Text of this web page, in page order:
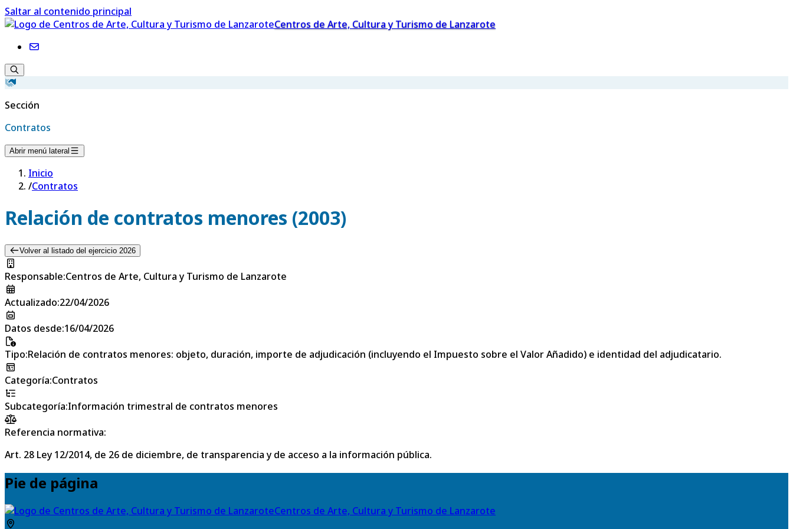
Saltar al contenido principal
Centros de Arte, Cultura y Turismo de Lanzarote
Sección
Contratos
Abrir menú lateral
Inicio
/Contratos
Relación de contratos menores (2003)
Volver al listado del ejercicio 2026
Responsable:Centros de Arte, Cultura y Turismo de Lanzarote
Actualizado:22/04/2026
Datos desde:16/04/2026
Tipo:Relación de contratos menores: objeto, duración, importe de adjudicación (incluyendo el Impuesto sobre el Valor Añadido) e identidad del adjudicatario.
Categoría:Contratos
Subcategoría:Información trimestral de contratos menores
Referencia normativa:
Art. 28 Ley 12/2014, de 26 de diciembre, de transparencia y de acceso a la información pública.
Pie de página
Centros de Arte, Cultura y Turismo de Lanzarote